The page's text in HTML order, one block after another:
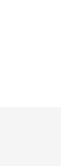
於課程有疑問，可至